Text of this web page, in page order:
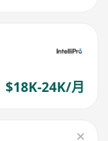
$18K-24K/月